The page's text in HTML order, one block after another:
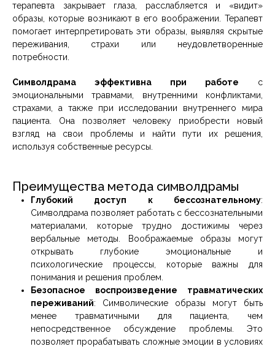
терапевта закрывает глаза, расслабляется и «видит»
образы, которые возникают в его воображении. Терапевт
помогает интерпретировать эти образы, выявляя скрытые
переживания, страхи или неудовлетворенные
потребности.
Символдрама эффективна при работе с
эмоциональными травмами, внутренними конфликтами,
страхами, а также при исследовании внутреннего мира
пациента. Она позволяет человеку приобрести новый
взгляд на свои проблемы и найти пути их решения,
используя собственные ресурсы.
Преимущества метода символдрамы
Глубокий доступ к бессознательному:
Символдрама позволяет работать с бессознательными
материалами, которые трудно достижимы через
вербальные методы. Воображаемые образы могут
открывать глубокие эмоциональные и
психологические процессы, которые важны для
понимания и решения проблем.
Безопасное воспроизведение травматических
переживаний: Символические образы могут быть
менее травматичными для пациента, чем
непосредственное обсуждение проблемы. Это
позволяет прорабатывать сложные эмоции в условиях